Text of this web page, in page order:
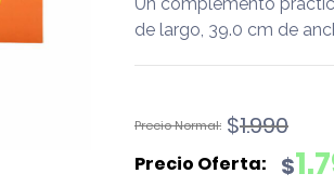
Un complemento
de largo, 39.0 cm de
$1.990
El
original
$
El
actual